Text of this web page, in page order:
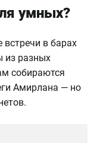
умных?
в барах
из разных
собираются
Амирлана — но